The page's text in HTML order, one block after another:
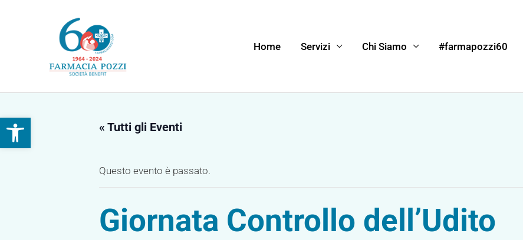
Home Servizi Chi Siamo #farmapozzi60
« Tutti gli Eventi
Questo evento è passato.
Giornata Controllo dell’Udito
Apri la barra degli strumenti